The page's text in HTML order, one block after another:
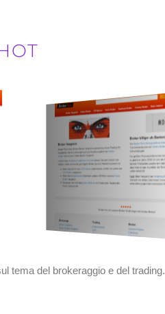
tema del brokeraggio e del trading.